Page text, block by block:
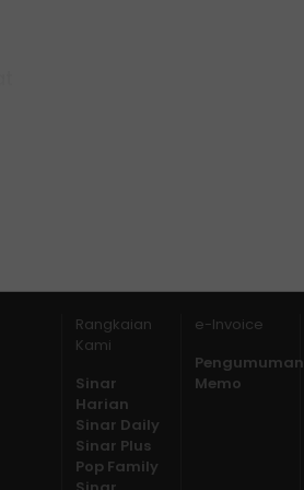
Rangkaian
Kami
Sinar
Harian
Sinar Daily
Sinar Plus
Pop Family
e-Invoice
Pengumuman
Memo